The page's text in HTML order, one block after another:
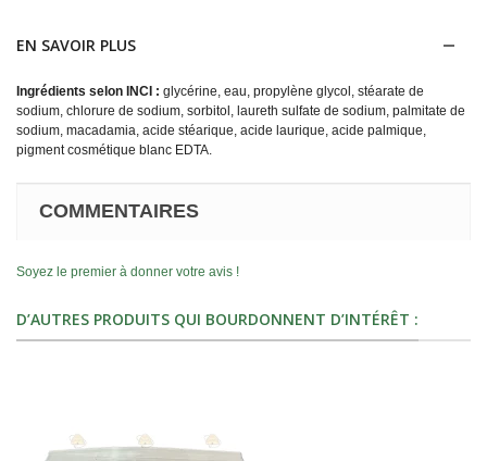
EN SAVOIR PLUS
Ingrédients selon INCI : glycérine, eau, propylène glycol, stéarate de
sodium, chlorure de sodium, sorbitol, laureth sulfate de sodium, palmitate de
sodium, macadamia, acide stéarique, acide laurique, acide palmique,
pigment cosmétique blanc EDTA.
COMMENTAIRES
Soyez le premier à donner votre avis !
D’AUTRES PRODUITS QUI BOURDONNENT D’INTÉRÊT :